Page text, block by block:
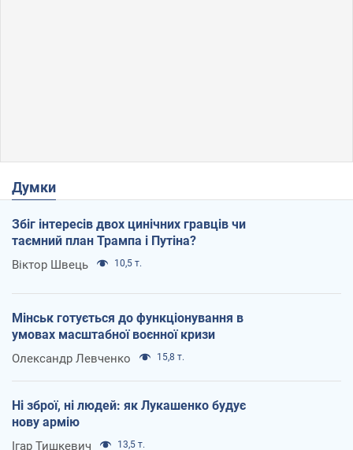
Думки
Збіг інтересів двох цинічних гравців чи
таємний план Трампа і Путіна?
Віктор Швець 10,5 т.
Мінськ готується до функціонування в
умовах масштабної воєнної кризи
Олександр Левченко 15,8 т.
Ні зброї, ні людей: як Лукашенко будує
нову армію
Ігар Тишкевич 13,5 т.